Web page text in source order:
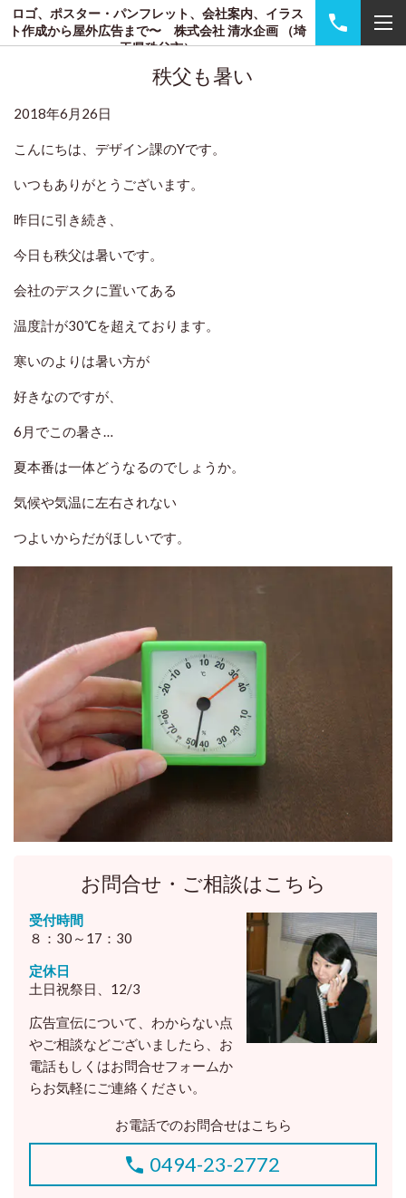
ロゴ、ポスター・パンフレット、会社案内、イラス
ト作成から屋外広告まで〜 株式会社 清水企画 （埼
玉県秩父市）
秩父も暑い
2018年6月26日
こんにちは、デザイン課のYです。
いつもありがとうございます。
昨日に引き続き、
今日も秩父は暑いです。
会社のデスクに置いてある
温度計が30℃を超えております。
寒いのよりは暑い方が
好きなのですが、
6月でこの暑さ…
夏本番は一体どうなるのでしょうか。
気候や気温に左右されない
つよいからだがほしいです。
お問合せ・ご相談はこちら
受付時間
８：30～17：30
定休日
土日祝祭日、12/3
広告宣伝について、わからない点
やご相談などございましたら、お
電話もしくはお問合せフォームか
らお気軽にご連絡ください。
お電話でのお問合せはこちら
0494-23-2772